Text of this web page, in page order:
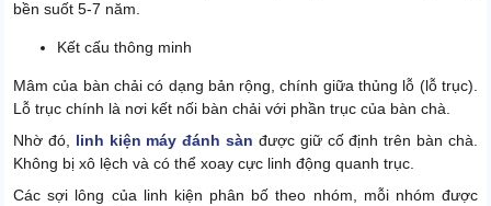
bền suốt 5-7 năm.
Kết cấu thông minh
Mâm của bàn chải có dạng bản rộng, chính giữa thủng lỗ (lỗ trục).
Lỗ trục chính là nơi kết nối bàn chải với phần trục của bàn chà.
Nhờ đó, linh kiện máy đánh sàn được giữ cố định trên bàn chà.
Không bị xô lệch và có thể xoay cực linh động quanh trục.
Các sợi lông của linh kiện phân bố theo nhóm, mỗi nhóm được